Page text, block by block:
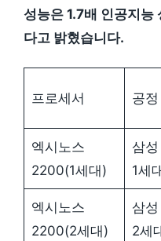
성능은 1.7배 인공지능
다고 밝혔습니다.
프로세서 공정
엑시노스
2200(1세대)
삼
1세
엑시노스
2200(2세대)
삼
2세